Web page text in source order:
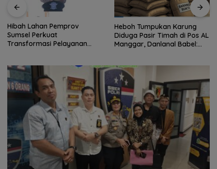
Hibah Lahan Pemprov
Sumsel Perkuat
Transformasi Pelayanan
Heboh Tumpukan Karung
Diduga Pasir Timah di Pos AL
Manggar, Danlanal Babel: